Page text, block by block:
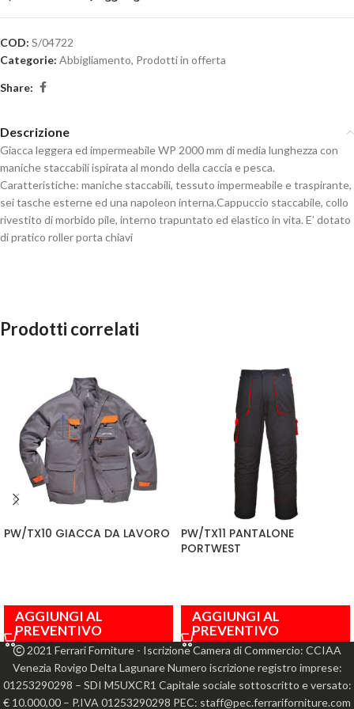
COD: S/04722
Categorie: Abbigliamento, Prodotti in offerta
Share:
Descrizione
Giacca leggera ed impermeabile WP 2000 mm di media lunghezza con
maniche staccabili ispirata al mondo della caccia e pesca.
Caratteristiche: maniche staccabili, tessuto impermeabile e traspirante,
sei tasche esterne ed una napoleon interna.Cappuccio staccabile, collo
rivestito di morbido pile, interno trapuntato ed elastico in vita. E’ dotato
di pratico roller porta chiavi
Prodotti correlati
PW/TX10 GIACCA DA LAVORO
AGGIUNGI AL
PREVENTIVO
PW/TX11 PANTALONE
PORTWEST
AGGIUNGI AL
PREVENTIVO
2021 Ferrari Forniture - Iscrizione Camera di Commercio: CCIAA
Venezia Rovigo Delta Lagunare Numero iscrizione registro imprese:
01253290298 – SDI M5UXCR1 Capitale sociale sottoscritto e versato:
€ 10.000,00 – P.IVA 01253290298 PEC: staff@pec.ferrariforniture.com